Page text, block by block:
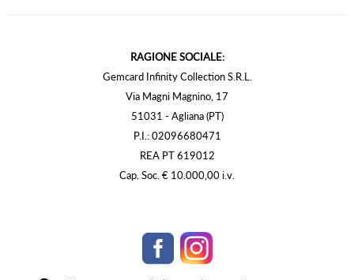
RAGIONE SOCIALE:
Gemcard Infinity Collection S.R.L.
Via Magni Magnino, 17
51031 - Agliana (PT)
P.I.: 02096680471
REA PT 619012
Cap. Soc. € 10.000,00 i.v.